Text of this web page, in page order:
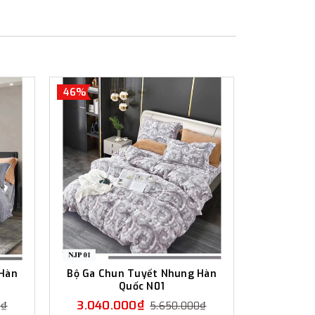
Nguyễn Trãi, Thanh Xuân, Hà Nội -
Phạm Văn Đồng, Cổ Nhuế, Bắc Từ Liêm, Hà
Mễ Trì, Nam Từ Liêm, Hà Nội - 0915.048.879
Hưng Yên - 0915.048.881
46%
Bộ Ga Chun Tuyết Nhung Hàn
Quốc N01
3.040.000₫ 5.650.000₫